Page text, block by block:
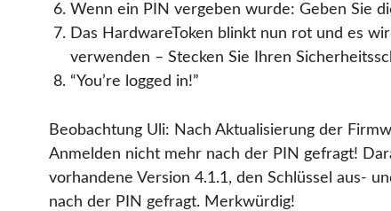
Wenn ein PIN vergeben wurde: Geben Sie
Das HardwareToken blinkt nun rot und es
verwenden – Stecken Sie Ihren
“You’re logged in!”
Beobachtung Uli: Nach Aktualisierung der
Anmelden nicht mehr nach der PIN gefragt!
vorhandene Version 4.1.1, den Schlüssel aus-
nach der PIN gefragt. Merkwürdig!